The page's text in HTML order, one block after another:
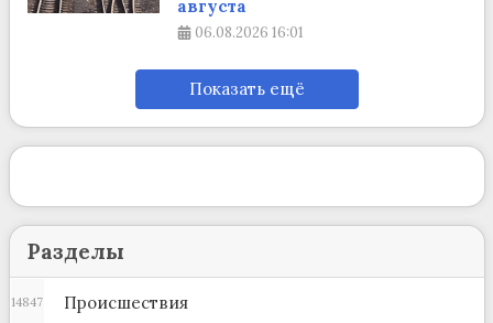
августа
06.08.2026 16:01
Показать ещё
Разделы
Происшествия
14847